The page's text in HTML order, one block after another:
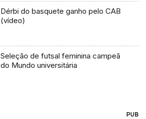
Dérbi do basquete ganho pelo CAB
(vídeo)
Seleção de futsal feminina campeã
do Mundo universitária
PUB